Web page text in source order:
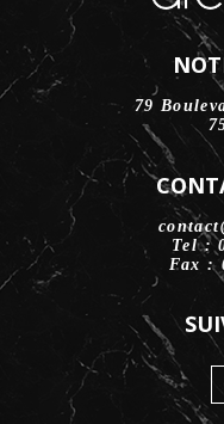
79
Tel :
Fax :